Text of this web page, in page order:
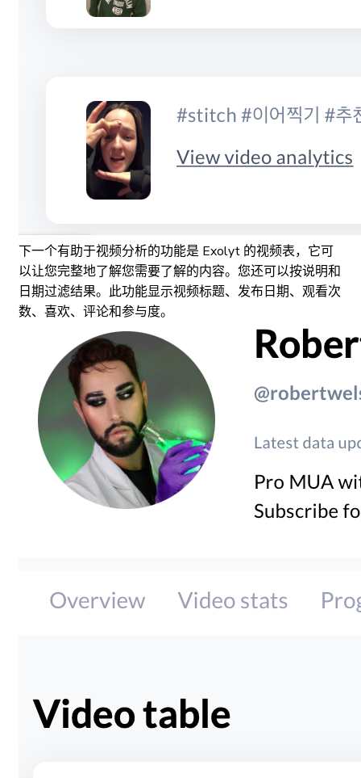
下一个有助于视频分析的功能是 Exolyt 的视频表，它可
以让您完整地了解您需要了解的内容。您还可以按说明和
日期过滤结果。此功能显示视频标题、发布日期、观看次
数、喜欢、评论和参与度。